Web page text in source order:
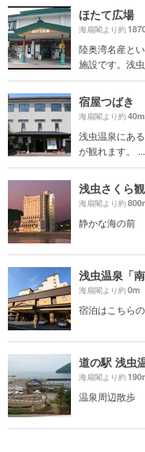
ほたて広場
海扇閣より約
陸奥湾名産と
施設です。浅
宿屋つばき
海扇閣より約40m
浅虫温泉にあ
が観れます。 ...
浅虫さくら
海扇閣より約
静かな海の前
浅虫温泉「
海扇閣より約0m
宿泊はこちらの
道の駅 浅虫
海扇閣より約
温泉周辺散歩